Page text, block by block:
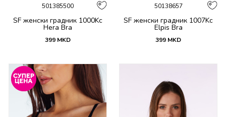
501385500
SF женски градник 1000Kc
Hera Bra
399 MKD
50138657
SF женски градник 1007Kc
Elpis Bra
399 MKD